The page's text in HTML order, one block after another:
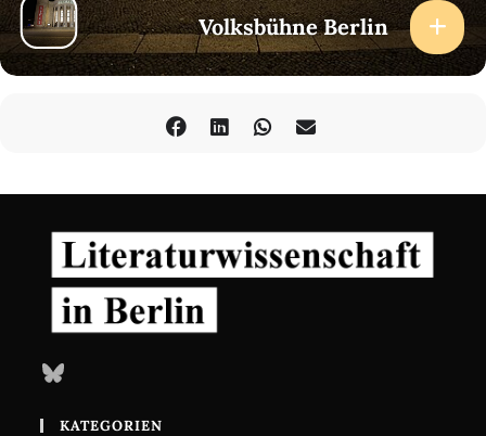
Volksbühne Berlin
Bluesky
KATEGORIEN